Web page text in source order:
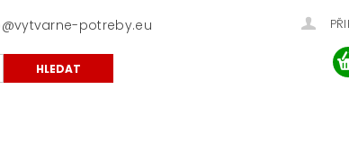
potreby.eu